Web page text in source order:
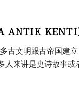
ANTIK KENTI
古文明跟古帝国建
人来讲是史诗故事